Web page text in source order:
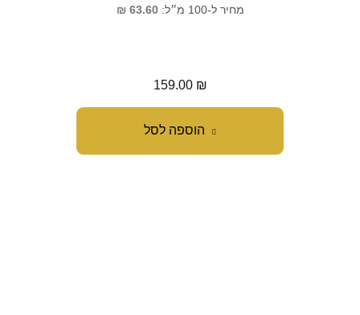
הוספה לסל
מחיר ל-100 מ״ל: 63.60
₪
159.00 ₪